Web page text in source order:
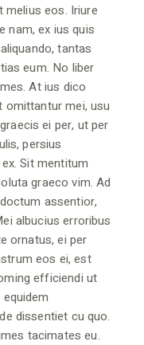
melius eos. Iriure
nam, ex ius quis
tantas
eum. No liber
At ius dico
omittantur mei, usu
ei per, ut per
persius
Sit mentitum
graeco vim. Ad
assentior,
albucius erroribus
ornatus, ei per
eos ei, est
efficiendi ut
dissentiet cu quo.
tacimates eu.